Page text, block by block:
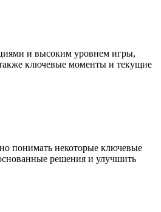
и высоким уровнем игры,
ключевые моменты и текущие
понимать некоторые ключевые
решения и улучшить